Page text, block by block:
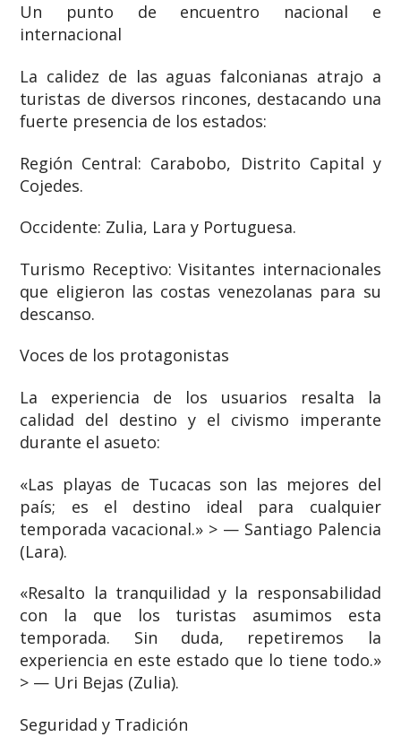
Un punto de encuentro nacional e
internacional
La calidez de las aguas falconianas atrajo a
turistas de diversos rincones, destacando una
fuerte presencia de los estados:
Región Central: Carabobo, Distrito Capital y
Cojedes.
Occidente: Zulia, Lara y Portuguesa.
Turismo Receptivo: Visitantes internacionales
que eligieron las costas venezolanas para su
descanso.
Voces de los protagonistas
La experiencia de los usuarios resalta la
calidad del destino y el civismo imperante
durante el asueto:
«Las playas de Tucacas son las mejores del
país; es el destino ideal para cualquier
temporada vacacional.» > — Santiago Palencia
(Lara).
«Resalto la tranquilidad y la responsabilidad
con la que los turistas asumimos esta
temporada. Sin duda, repetiremos la
experiencia en este estado que lo tiene todo.»
> — Uri Bejas (Zulia).
Seguridad y Tradición